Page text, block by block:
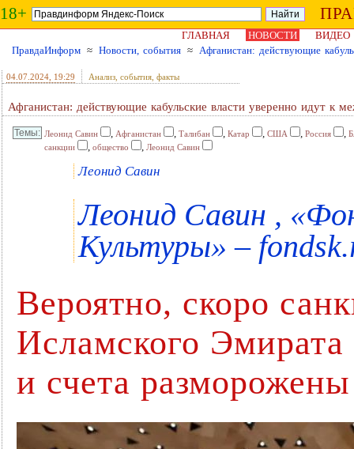
18+
ГЛАВНАЯ НОВОСТИ
ВИДЕО
ПравдаИнформ ≈ Новости, события ≈ Афганистан: действующие
04.07.2024 , 19:29 Анализ, события, факты
Афганистан: действующие кабульские власти уверенно идут к
Леонид Савин , Афганистан , Талибан , Катар , США , Россия ,
санкции
, общество , Леонид Савин
Леонид Савин
Леонид Савин ,
Культуры» –
Вероятно, скоро
Исламского
и счета разморожены